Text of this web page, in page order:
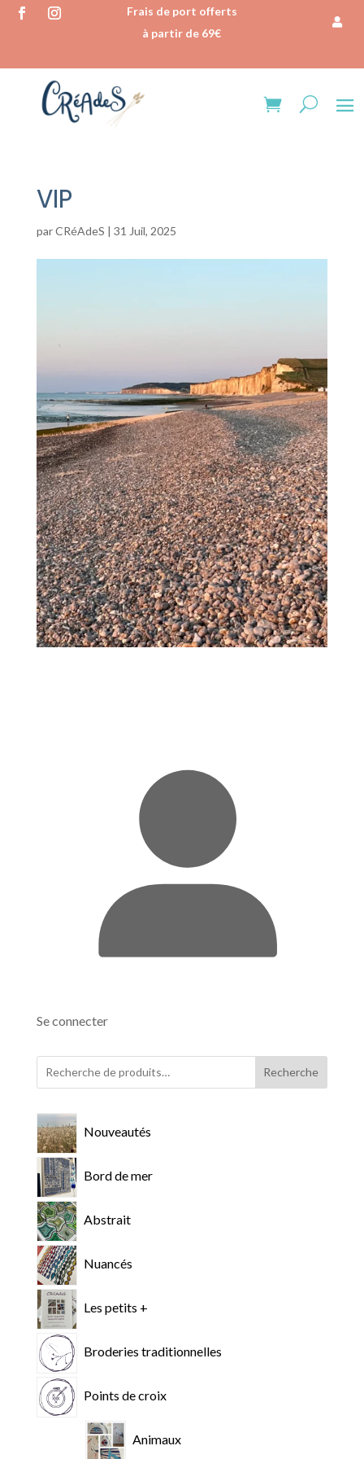
Frais de port offerts
à partir de 69€
VIP
parCRéAdeS | 31 Juil, 2025
Se connecter
Recherche
Nouveautés
Bord de mer
Abstrait
Nuancés
Les petits +
Broderies traditionnelles
Points de croix
Animaux